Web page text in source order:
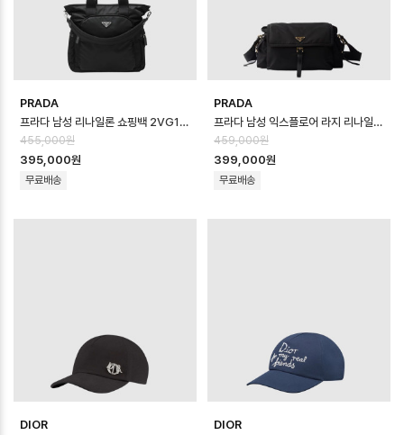
PRADA
프라다 남성 리나일론 쇼핑백 2VG136 - Prada Mens Re-Nylon Shopp…
455,000원
395,000원
무료배송
PRADA
프라다 남성 익스플로어 라지 리나일론 숄더백 1BD391 - Prada Mens Explo…
459,000원
399,000원
무료배송
DIOR
DIOR